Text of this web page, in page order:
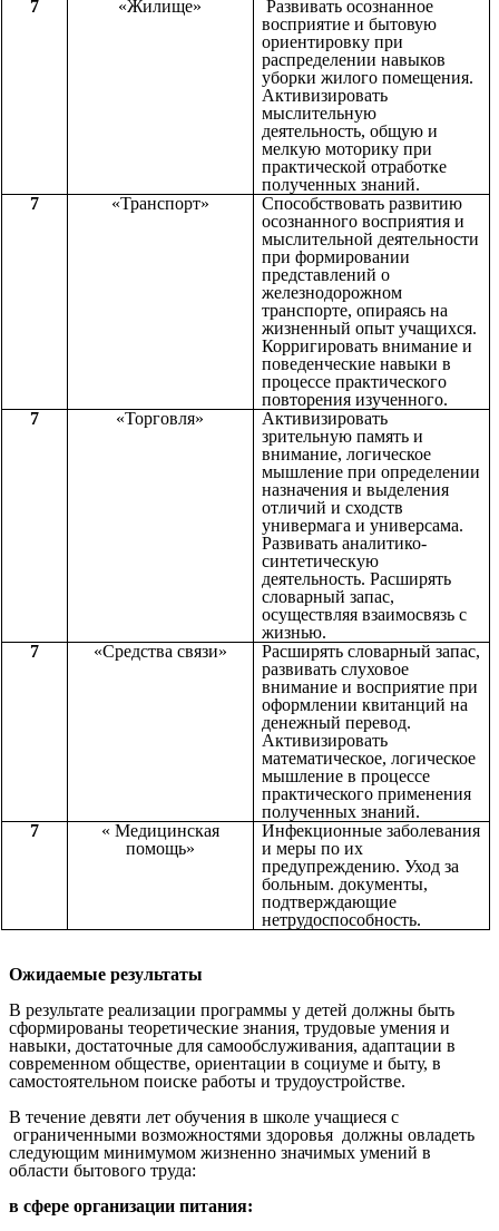
7 «Жилище»
Развивать осознанное
восприятие и бытовую
ориентировку при
распределении навыков
уборки жилого помещения.
Активизировать
мыслительную
деятельность, общую и
мелкую моторику при
практической отработке
полученных знаний.
7
«Транспорт»
Способствовать развитию
осознанного восприятия и
мыслительной деятельности
при формировании
представлений о
железнодорожном
транспорте, опираясь на
жизненный опыт учащихся.
Корригировать внимание и
поведенческие навыки в
процессе практического
повторения изученного.
7
«Торговля»
Активизировать
зрительную память и
внимание, логическое
мышление при определении
назначения и выделения
отличий и сходств
универмага и универсама.
Развивать аналитико-
синтетическую
деятельность. Расширять
словарный запас,
осуществляя взаимосвязь с
жизнью.
7
«Средства связи»
Расширять словарный запас,
развивать слуховое
внимание и восприятие при
оформлении квитанций на
денежный перевод.
Активизировать
математическое, логическое
мышление в процессе
практического применения
полученных знаний.
7
« Медицинская
помощь»
Инфекционные заболевания
и меры по их
предупреждению. Уход за
больным. документы,
подтверждающие
нетрудоспособность.
Ожидаемые результаты
В результате реализации программы у детей должны быть
сформированы теоретические знания, трудовые умения и
навыки, достаточные для самообслуживания, адаптации в
современном обществе, ориентации в социуме и быту, в
самостоятельном поиске работы и трудоустройстве.
В течение девяти лет обучения в школе учащиеся с
ограниченными возможностями здоровья должны овладеть
следующим минимумом жизненно значимых умений в
области бытового труда:
в сфере организации питания: